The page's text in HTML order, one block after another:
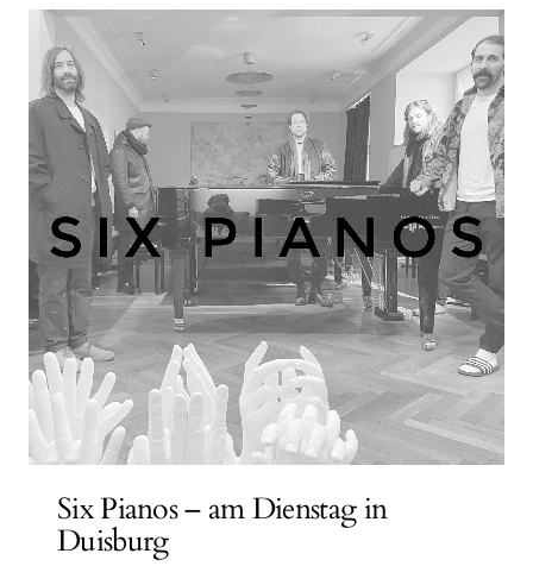
Six Pianos – am Dienstag in
Duisburg